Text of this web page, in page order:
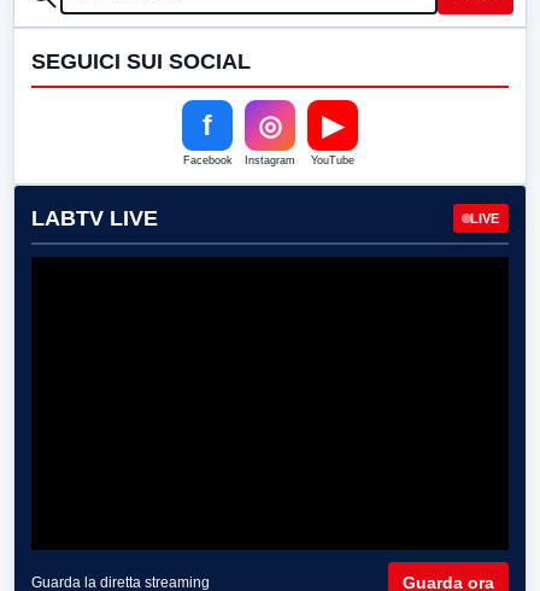
SEGUICI SUI SOCIAL
f
Facebook
◎
Instagram
▶
YouTube
LABTV LIVE LIVE
Guarda la diretta streaming Guarda ora